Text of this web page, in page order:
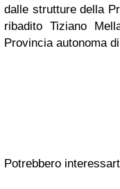
dalle strutture della
ribadito Tiziano
Provincia autonoma
Potrebbero